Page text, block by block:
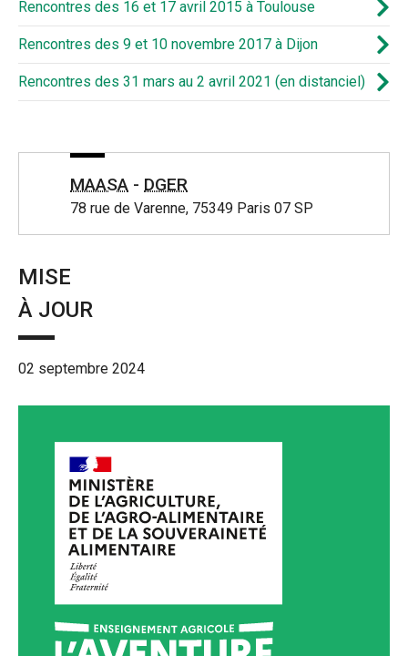
Rencontres des 16 et 17 avril 2015 à Toulouse
Rencontres des 9 et 10 novembre 2017 à Dijon
Rencontres des 31 mars au 2 avril 2021 (en distanciel)
MAASA - DGER
78 rue de Varenne, 75349 Paris 07 SP
MISE
À JOUR
02 septembre 2024